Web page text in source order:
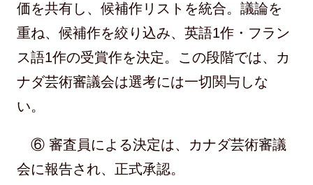
価を共有し、候補作リストを統合。議論を
重ね、候補作を絞り込み、英語1作・フラン
ス語1作の受賞作を決定。この段階では、カ
ナダ芸術審議会は選考には一切関与しな
い。
⑥ 審査員による決定は、カナダ芸術審議
会に報告され、正式承認。